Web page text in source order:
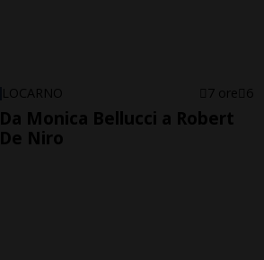
LOCARNO 7 ore 6
Da Monica Bellucci a Robert
De Niro